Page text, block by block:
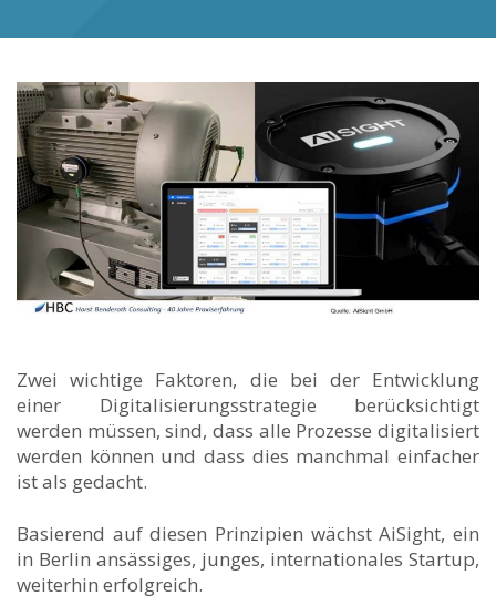
Zwei wichtige Faktoren, die bei der Entwicklung
einer Digitalisierungsstrategie berücksichtigt
werden müssen, sind, dass alle Prozesse digitalisiert
werden können und dass dies manchmal einfacher
ist als gedacht.
Basierend auf diesen Prinzipien wächst AiSight, ein
in Berlin ansässiges, junges, internationales Startup,
weiterhin erfolgreich.